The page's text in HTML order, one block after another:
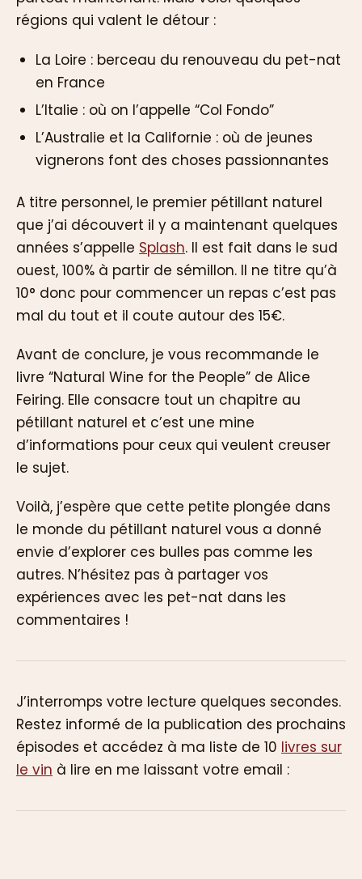
régions qui valent le détour :
La Loire : berceau du renouveau du pet-nat
en France
L’Italie : où on l’appelle “Col Fondo”
L’Australie et la Californie : où de jeunes
vignerons font des choses passionnantes
A titre personnel, le premier pétillant naturel
que j’ai découvert il y a maintenant quelques
années s’appelle Splash. Il est fait dans le sud
ouest, 100% à partir de sémillon. Il ne titre qu’à
10° donc pour commencer un repas c’est pas
mal du tout et il coute autour des 15€.
Avant de conclure, je vous recommande le
livre “Natural Wine for the People” de Alice
Feiring. Elle consacre tout un chapitre au
pétillant naturel et c’est une mine
d’informations pour ceux qui veulent creuser
le sujet.
Voilà, j’espère que cette petite plongée dans
le monde du pétillant naturel vous a donné
envie d’explorer ces bulles pas comme les
autres. N’hésitez pas à partager vos
expériences avec les pet-nat dans les
commentaires !
J’interromps votre lecture quelques secondes.
Restez informé de la publication des prochains
épisodes et accédez à ma liste de 10 livres sur
le vin à lire en me laissant votre email :